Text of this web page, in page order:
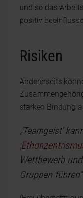
und so das
positiv
Risiken
Andererseits
starken Bindung
„‘Teamgeist‘
‚
Wettbewerb
Gruppen führen“